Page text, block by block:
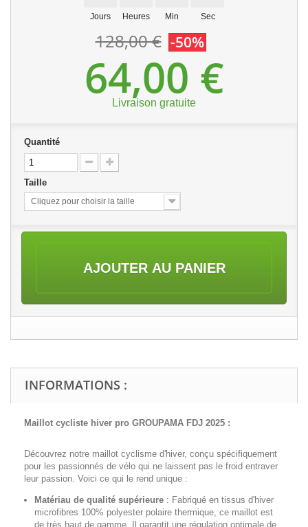
Jours Heures Min Sec
128,00 € -50%
64,00 €
Livraison gratuite
Quantité
Taille
Cliquez pour choisir la taille
AJOUTER AU PANIER
INFORMATIONS :
Maillot cycliste hiver pro GROUPAMA FDJ 2025 :
Découvrez notre maillot cyclisme d'hiver, conçu spécifiquement
pour les passionnés de vélo qui ne laissent pas le froid entraver
leur passion. Voici ce qui le rend unique :
Matériau de qualité supérieure : Fabriqué en tissus d'hiver
microfibres 100% polyester polaire thermique, ce maillot est
de très haut de gamme. Il garantit une régulation optimale de